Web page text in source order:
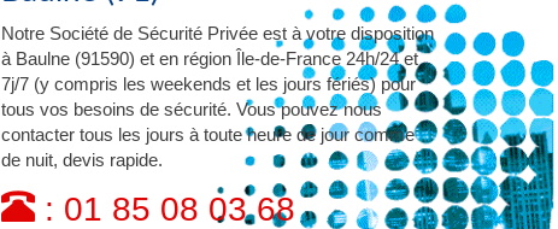
Notre Société de Sécurité Privée est à votre disposition
à Baulne (91590) et en région Île-de-France 24h/24 et
7j/7 (y compris les weekends et les jours fériés) pour
tous vos besoins de sécurité. Vous pouvez nous
contacter tous les jours à toute heure de jour comme
de nuit, devis rapide.
: 01 85 08 03 68